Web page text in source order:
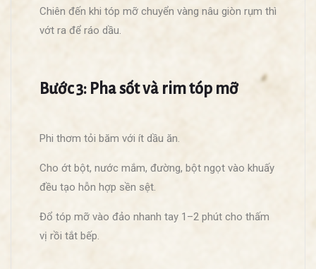
Chiên đến khi tóp mỡ chuyển vàng nâu giòn rụm thì
vớt ra để ráo dầu.
Bước 3: Pha sốt và rim tóp mỡ
Phi thơm tỏi băm với ít dầu ăn.
Cho ớt bột, nước mắm, đường, bột ngọt vào khuấy
đều tạo hỗn hợp sền sệt.
Đổ tóp mỡ vào đảo nhanh tay 1–2 phút cho thấm
vị rồi tắt bếp.